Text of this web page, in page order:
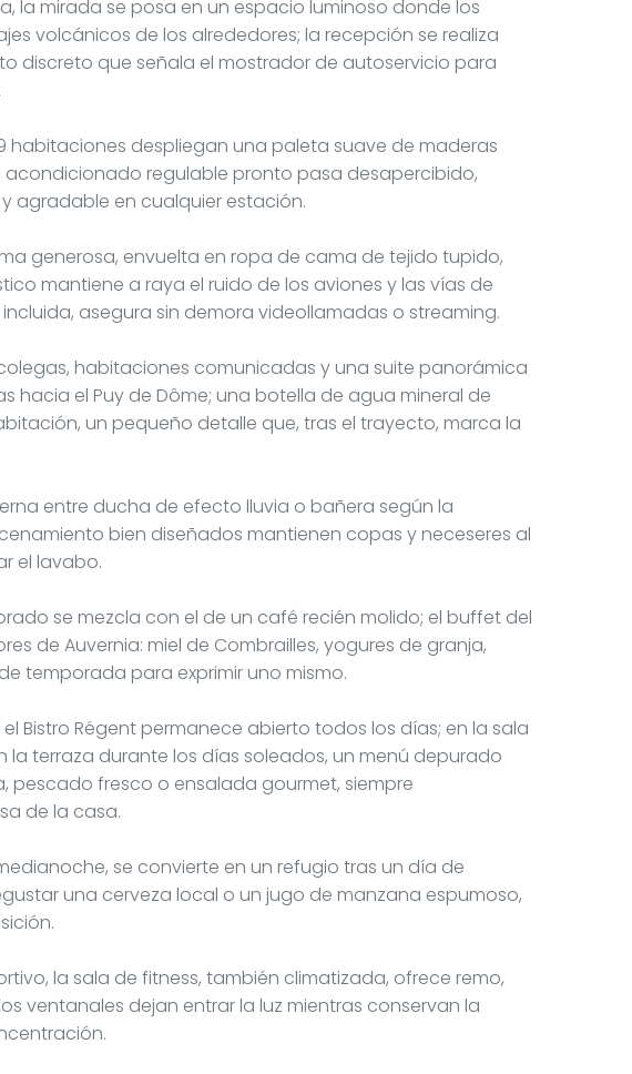
la mirada se posa en un espacio luminoso donde los
volcánicos de los alrededores; la recepción se realiza
discreto que señala el mostrador de autoservicio para
habitaciones despliegan una paleta suave de maderas
acondicionado regulable pronto pasa desapercibido,
agradable en cualquier estación.
generosa, envuelta en ropa de cama de tejido tupido,
mantiene a raya el ruido de los aviones y las vías de
asegura sin demora videollamadas o streaming.
habitaciones comunicadas y una suite panorámica
hacia el Puy de Dôme; una botella de agua mineral de
un pequeño detalle que, tras el trayecto, marca la
entre ducha de efecto lluvia o bañera según la
bien diseñados mantienen copas y neceseres al
el lavabo.
se mezcla con el de un café recién molido; el buffet del
de Auvernia: miel de Combrailles, yogures de granja,
temporada para exprimir uno mismo.
Bistro Régent permanece abierto todos los días; en la sala
la terraza durante los días soleados, un menú depurado
pescado fresco o ensalada gourmet, siempre
de la casa.
se convierte en un refugio tras un día de
una cerveza local o un jugo de manzana espumoso,
la sala de fitness, también climatizada, ofrece remo,
ventanales dejan entrar la luz mientras conservan la